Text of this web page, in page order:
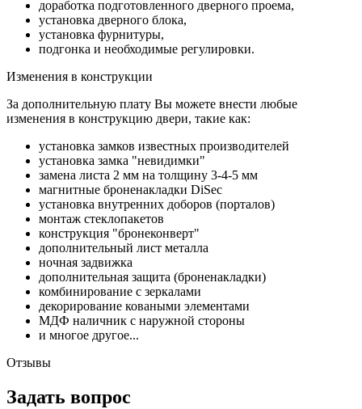
доработка подготовленного дверного проема,
установка дверного блока,
установка фурнитуры,
подгонка и необходимые регулировки.
Изменения в конструкции
За дополнительную плату Вы можете внести любые
изменения в конструкцию двери, такие как:
установка замков известных производителей
установка замка "невидимки"
замена листа 2 мм на толщину 3-4-5 мм
магнитные броненакладки DiSec
установка внутренних доборов (порталов)
монтаж стеклопакетов
конструкция "бронеконверт"
дополнительный лист металла
ночная задвижка
дополнительная защита (броненакладки)
комбинирование с зеркалами
декорирование коваными элементами
МДФ наличник с наружной стороны
и многое другое...
Отзывы
Задать вопрос